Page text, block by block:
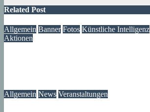
Related Post
Allgemein Banner Fotos Künstliche Intelligenz
Aktionen
Allgemein News Veranstaltungen